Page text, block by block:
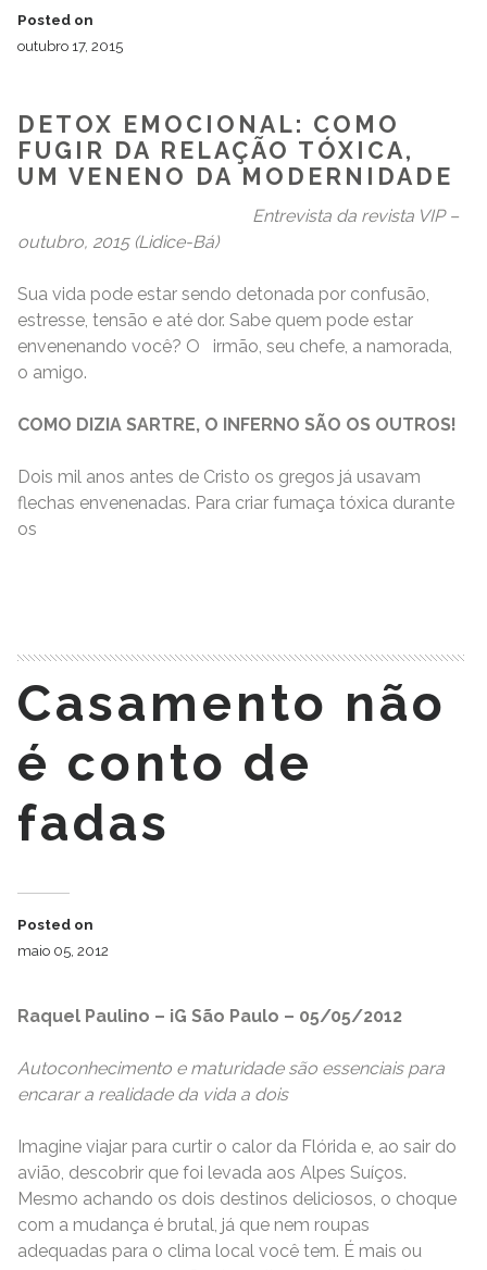
Posted on
outubro 17, 2015
DETOX EMOCIONAL: COMO
FUGIR DA RELAÇÃO TÓXICA,
UM VENENO DA MODERNIDADE
Entrevista da revista VIP –
outubro, 2015 (Lidice-Bá)
Sua vida pode estar sendo detonada por confusão,
estresse, tensão e até dor. Sabe quem pode estar
envenenando você? O irmão, seu chefe, a namorada,
o amigo.
COMO DIZIA SARTRE, O INFERNO SÃO OS OUTROS!
Dois mil anos antes de Cristo os gregos já usavam
flechas envenenadas. Para criar fumaça tóxica durante
os
Casamento não
é conto de
fadas
Posted on
maio 05, 2012
Raquel Paulino – iG São Paulo – 05/05/2012
Autoconhecimento e maturidade são essenciais para
encarar a realidade da vida a dois
Imagine viajar para curtir o calor da Flórida e, ao sair do
avião, descobrir que foi levada aos Alpes Suíços.
Mesmo achando os dois destinos deliciosos, o choque
com a mudança é brutal, já que nem roupas
adequadas para o clima local você tem. É mais ou